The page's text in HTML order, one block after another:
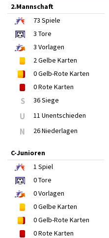
2.Mannschaft
73 Spiele
3 Tore
3 Vorlagen
2Gelbe Karten
0Gelb-Rote Karten
0Rote Karten
S 36 Siege
U 11 Unentschieden
N 26 Niederlagen
C-Junioren
1 Spiel
0Tore
0Vorlagen
0Gelbe Karten
0Gelb-Rote Karten
0Rote Karten